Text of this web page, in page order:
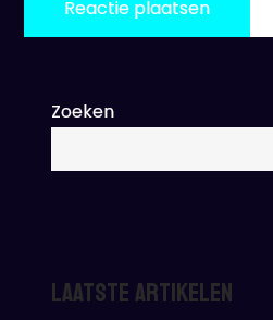
Zoeken
Laatste artikelen